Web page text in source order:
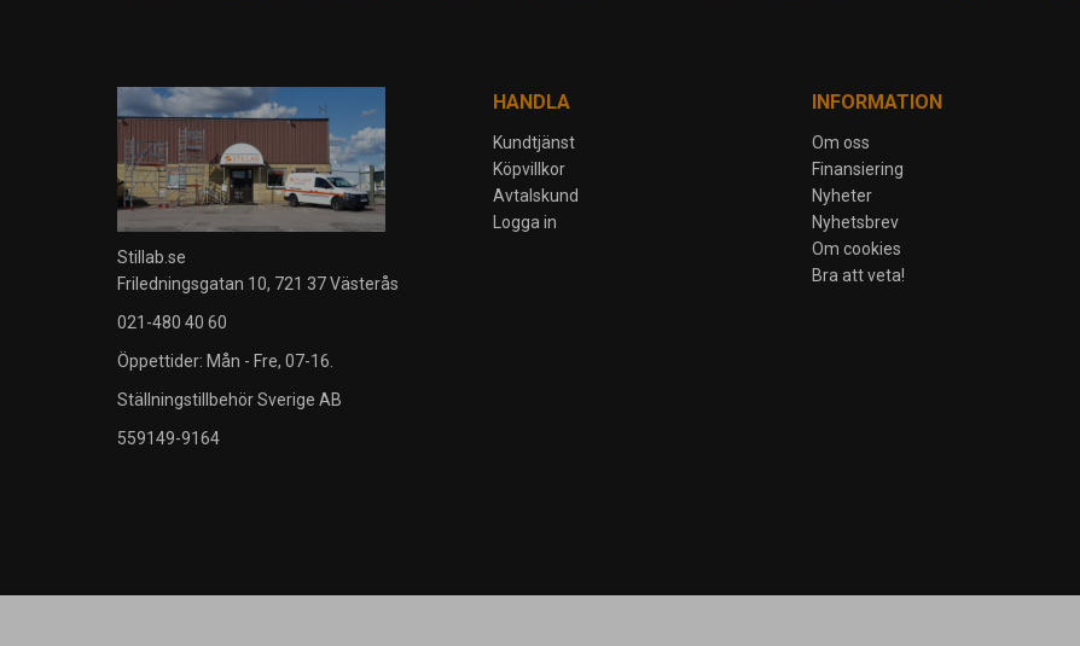
Stillab.se
Friledningsgatan 10, 721 37 Västerås
021-480 40 60
Öppettider: Mån - Fre, 07-16.
Ställningstillbehör Sverige AB
559149-9164
HANDLA
Kundtjänst
Köpvillkor
Avtalskund
Logga in
INFORMATION
Om oss
Finansiering
Nyheter
Nyhetsbrev
Om cookies
Bra att veta!